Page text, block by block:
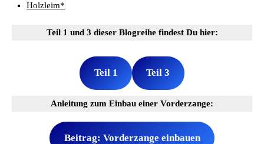
Holzleim*
Teil 1 und 3 dieser Blogreihe findest Du hier:
Teil 1 Teil 3
Anleitung zum Einbau einer Vorderzange:
Beitrag: Vorderzange einbauen